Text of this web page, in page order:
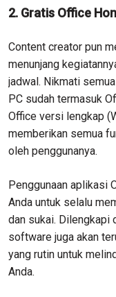
2. Gratis Office
Content creator pun
menunjang
jadwal. Nikmati
PC sudah termasuk
Office versi lengkap
memberikan semua
oleh penggunanya.
Penggunaan aplikasi
Anda untuk selalu
dan sukai. Dilengkapi
software juga akan
yang rutin untuk
Anda.